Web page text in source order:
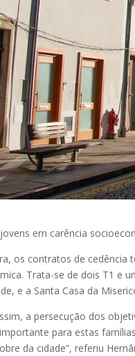
em carência
os contratos de
Trata-se de dois T1 e
e a Santa Casa da
a persecução dos
para estas
da cidade”, referiu